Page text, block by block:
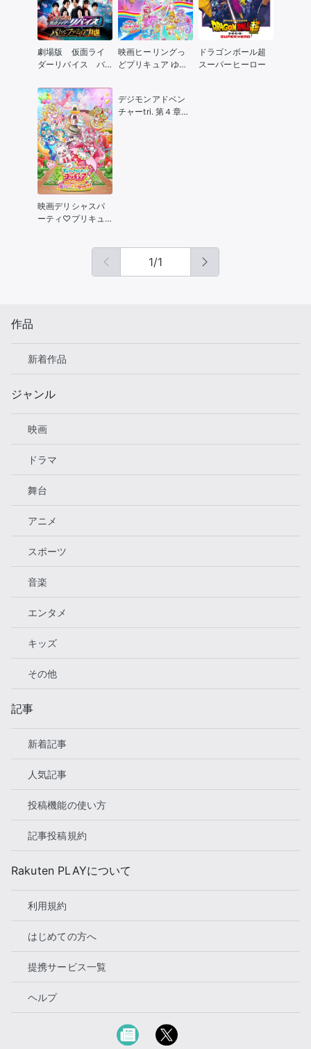
劇場版 仮面ライ
ダーリバイス バ
映画ヒーリングっ
どプリキュア ゆめ
ドラゴンボール超
スーパーヒーロー
映画デリシャスパ
ーティ♡プリキュ
デジモンアドベン
チャーtri. 第４章
1/1
作品
新着作品
ジャンル
映画
ドラマ
舞台
アニメ
スポーツ
音楽
エンタメ
キッズ
その他
記事
新着記事
人気記事
投稿機能の使い方
記事投稿規約
Rakuten PLAYについて
利用規約
はじめての方へ
提携サービス一覧
ヘルプ